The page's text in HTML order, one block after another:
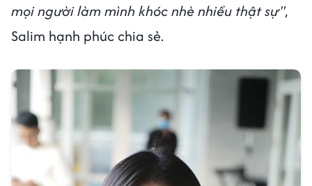
mọi người làm mình khóc nhè nhiều thật sự",
Salim hạnh phúc chia sẻ.